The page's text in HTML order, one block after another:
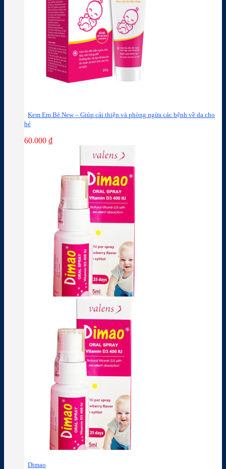
Kem Em Bé New – Giúp cải thiện và phòng ngừa các bệnh về da cho
bé
60.000 ₫
Dimao